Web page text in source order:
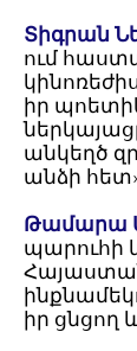
Տիգրան
ում
իր
անկեղծ
անձի
Թամարա
պարուհի
իր ցնցող